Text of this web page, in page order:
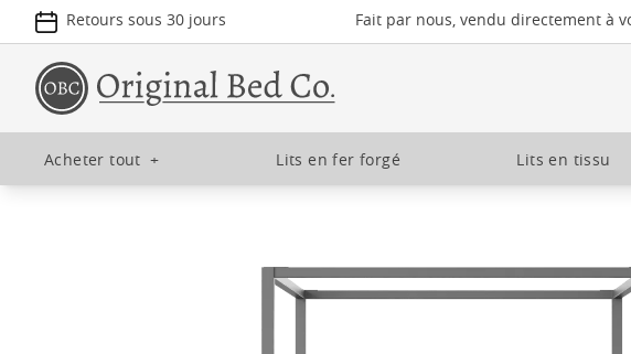
Retours sous 30 jours Fait par nous, vendu directement à
Acheter tout + Lits en fer forgé Lits en tissu